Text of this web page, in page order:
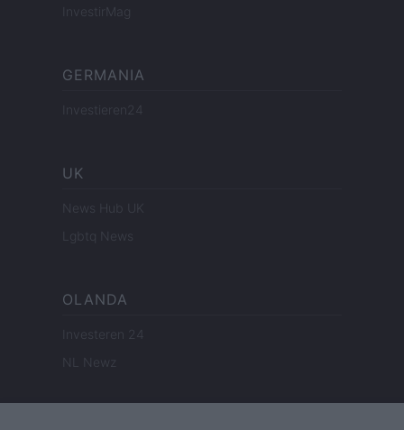
InvestirMag
GERMANIA
Investieren24
UK
News Hub UK
Lgbtq News
OLANDA
Investeren 24
NL Newz